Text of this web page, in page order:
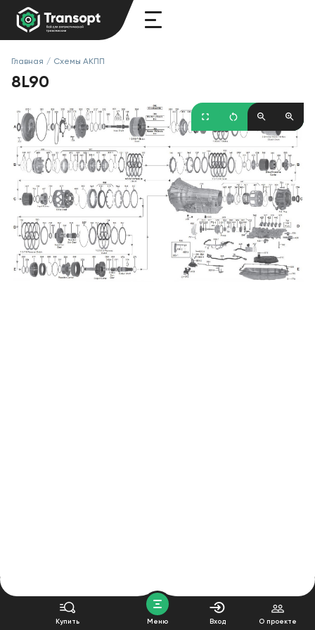
Главная / Схемы АКПП
8L90
Купить Меню Вход О проекте